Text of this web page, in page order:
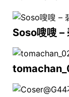
Soso嗖嗖 –